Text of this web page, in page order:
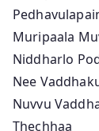
Muripaala
Niddharlo
Nee
Nuvvu
Thechhaa